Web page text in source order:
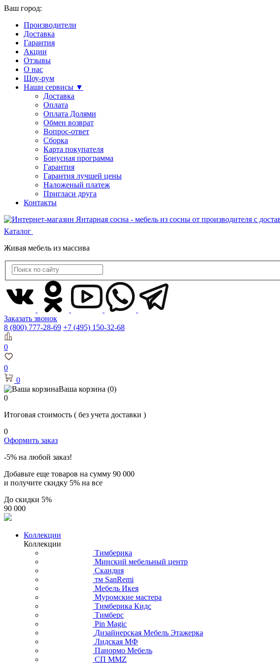
Ваш город:
Производители
Доставка
Гарантия
Акции
Отзывы
О нас
Шоу-рум
Наши сервисы ▼
Доставка
Оплата
Оплата Долями
Обмен возврат
Вопрос-ответ
Сборка
Карта покупателя
Бонусная программа
Гарантия
Гарантия лучшей цены
Наложеный платеж
Пригласи друга
Контакты
Каталог
Живая мебель из массива
Заказать звонок
8 (800) 777-28-69 +7 (495) 150-32-68
0
0
0
Ваша корзина (0)
0
Итоговая стоимость ( без учета доставки )
0
Оформить заказ
-5% на любой заказ!
Добавьте еще товаров на сумму 90 000
и получите скидку 5% на все
До скидки 5%
90 000
Коллекции
Коллекции
Тимберика
Минский мебельный центр
Скандия
тм SanRemi
Мебель Икея
Муромские мастера
Тимберика Кидс
Тимберс
Pin Magic
Дизайнерская Мебель Этажерка
Лидская МФ
Панормо Мебель
СП ММZ